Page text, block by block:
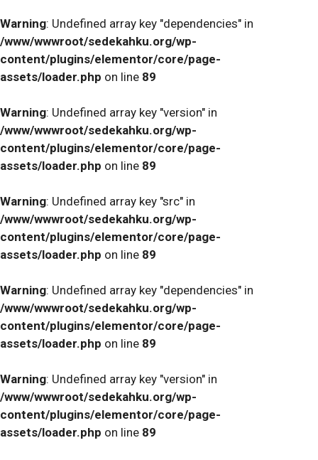
Warning: Undefined array key "dependencies" in
/www/wwwroot/sedekahku.org/wp-
content/plugins/elementor/core/page-
assets/loader.php on line 89
Warning: Undefined array key "version" in
/www/wwwroot/sedekahku.org/wp-
content/plugins/elementor/core/page-
assets/loader.php on line 89
Warning: Undefined array key "src" in
/www/wwwroot/sedekahku.org/wp-
content/plugins/elementor/core/page-
assets/loader.php on line 89
Warning: Undefined array key "dependencies" in
/www/wwwroot/sedekahku.org/wp-
content/plugins/elementor/core/page-
assets/loader.php on line 89
Warning: Undefined array key "version" in
/www/wwwroot/sedekahku.org/wp-
content/plugins/elementor/core/page-
assets/loader.php on line 89